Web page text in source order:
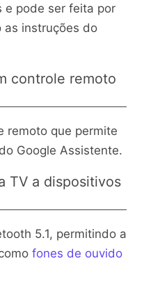
e pode ser feita por
as instruções do
controle remoto
remoto que permite
Google Assistente.
TV a dispositivos
5.1, permitindo a
fones de ouvido